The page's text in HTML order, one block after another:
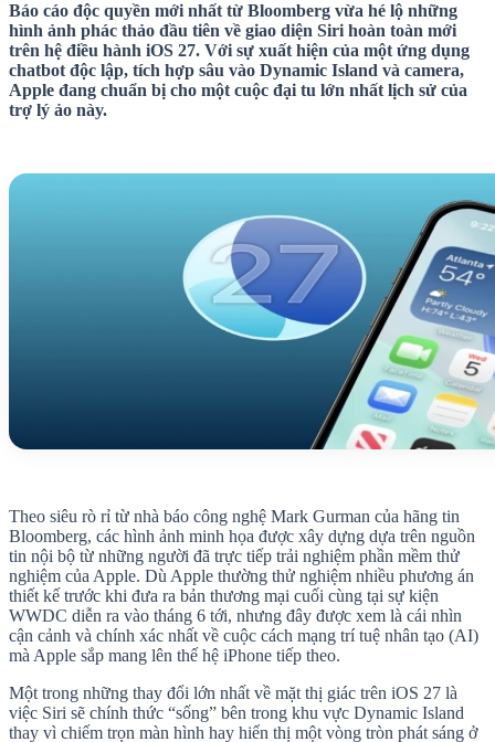
Báo cáo độc quyền mới nhất từ Bloomberg vừa hé lộ những
hình ảnh phác thảo đầu tiên về giao diện Siri hoàn toàn mới
trên hệ điều hành iOS 27. Với sự xuất hiện của một ứng dụng
chatbot độc lập, tích hợp sâu vào Dynamic Island và camera,
Apple đang chuẩn bị cho một cuộc đại tu lớn nhất lịch sử của
trợ lý ảo này.
Theo siêu rò rỉ từ nhà báo công nghệ Mark Gurman của hãng tin
Bloomberg, các hình ảnh minh họa được xây dựng dựa trên nguồn
tin nội bộ từ những người đã trực tiếp trải nghiệm phần mềm thử
nghiệm của Apple. Dù Apple thường thử nghiệm nhiều phương án
thiết kế trước khi đưa ra bản thương mại cuối cùng tại sự kiện
WWDC diễn ra vào tháng 6 tới, nhưng đây được xem là cái nhìn
cận cảnh và chính xác nhất về cuộc cách mạng trí tuệ nhân tạo (AI)
mà Apple sắp mang lên thế hệ iPhone tiếp theo.
Một trong những thay đổi lớn nhất về mặt thị giác trên iOS 27 là
việc Siri sẽ chính thức “sống” bên trong khu vực Dynamic Island
thay vì chiếm trọn màn hình hay hiển thị một vòng tròn phát sáng ở